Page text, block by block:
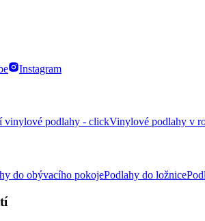
Instagram
vinylové podlahy - clickVinylové podlahy v
do obývacího pokojePodlahy do ložnice